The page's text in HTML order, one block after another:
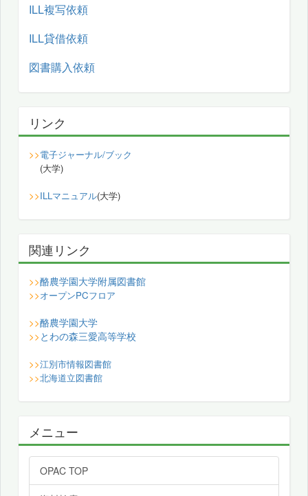
ILL複写依頼
ILL貸借依頼
図書購入依頼
リンク
>>電子ジャーナル/ブック
(大学)
>>ILLマニュアル(大学)
関連リンク
>>酪農学園大学附属図書館
>>オープンPCフロア
>>酪農学園大学
>> とわの森三愛高等学校
>>江別市情報図書館
>>北海道立図書館
メニュー
OPAC TOP